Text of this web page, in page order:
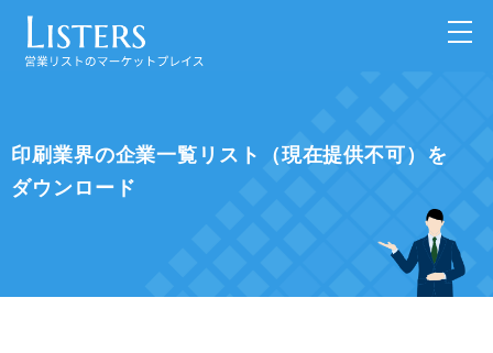
印刷業界の企業一覧リスト（現在提供不可）を
ダウンロード